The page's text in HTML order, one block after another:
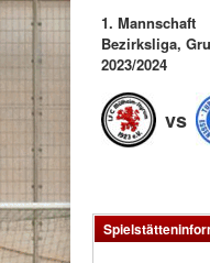
1. Mannschaft
Bezirksliga,
2023/2024
vs